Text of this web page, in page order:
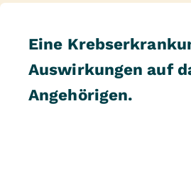
Eine
Auswirkungen auf
Angehörigen.